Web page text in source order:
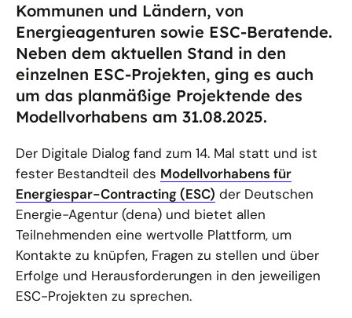
Kommunen und Ländern, von
Energieagenturen sowie ESC-Beratende.
Neben dem aktuellen Stand in den
einzelnen ESC-Projekten, ging es auch
um das planmäßige Projektende des
Modellvorhabens am 31.08.2025.
Der Digitale Dialog fand zum 14. Mal statt und ist
fester Bestandteil des Modellvorhabens für
Energiespar-Contracting (ESC) der Deutschen
Energie-Agentur (dena) und bietet allen
Teilnehmenden eine wertvolle Plattform, um
Kontakte zu knüpfen, Fragen zu stellen und über
Erfolge und Herausforderungen in den jeweiligen
ESC-Projekten zu sprechen.